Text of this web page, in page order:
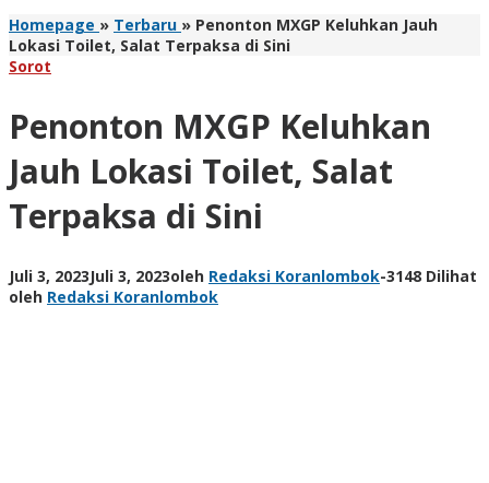
Homepage » Terbaru » Penonton MXGP Keluhkan Jauh
Lokasi Toilet, Salat Terpaksa di Sini
Sorot
Penonton MXGP Keluhkan
Jauh Lokasi Toilet, Salat
Terpaksa di Sini
Juli 3, 2023Juli 3, 2023oleh Redaksi Koranlombok-3148 Dilihat
oleh Redaksi Koranlombok